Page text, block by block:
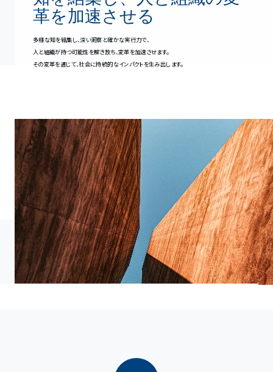
革を加速させる
多様な知を結集し、深い洞察と確かな実行力で、
人と組織が持つ可能性を解き放ち、変革を加速させます。
その変革を通じて、社会に持続的なインパクトを生み出します。
起業や社会の変革を牽引する人材を輩出し続けます。